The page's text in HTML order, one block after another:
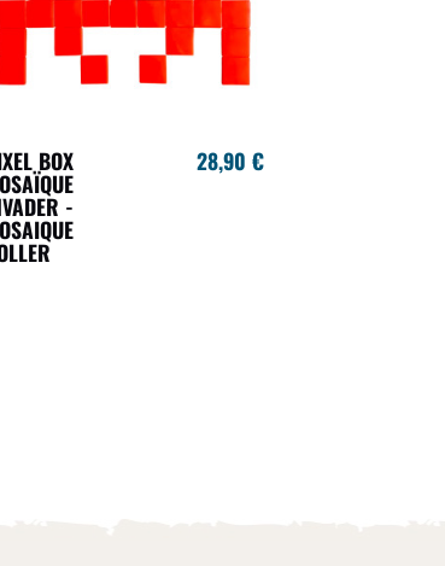
BOX
-
28,90 €